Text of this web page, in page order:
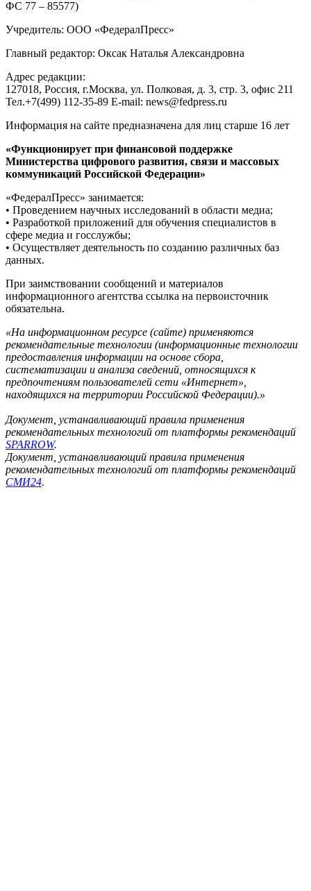
ФС 77 – 85577)
Учредитель: ООО «ФедералПресс»
Главный редактор: Оксак Наталья Александровна
Адрес редакции:
127018, Россия, г.Москва, ул. Полковая, д. 3, стр. 3, офис 211
Тел.+7(499) 112-35-89 E-mail: news@fedpress.ru
Информация на сайте предназначена для лиц старше 16 лет
«Функционирует при финансовой поддержке
Министерства цифрового развития, связи и массовых
коммуникаций Российской Федерации»
«ФедералПресс» занимается:
• Проведением научных исследований в области медиа;
• Разработкой приложений для обучения специалистов в
сфере медиа и госслужбы;
• Осуществляет деятельность по созданию различных баз
данных.
При заимствовании сообщений и материалов
информационного агентства ссылка на первоисточник
обязательна.
«На информационном ресурсе (сайте) применяются
рекомендательные технологии (информационные технологии
предоставления информации на основе сбора,
систематизации и анализа сведений, относящихся к
предпочтениям пользователей сети «Интернет»,
находящихся на территории Российской Федерации).»
Документ, устанавливающий правила применения
рекомендательных технологий от платформы рекомендаций
SPARROW.
Документ, устанавливающий правила применения
рекомендательных технологий от платформы рекомендаций
СМИ24.